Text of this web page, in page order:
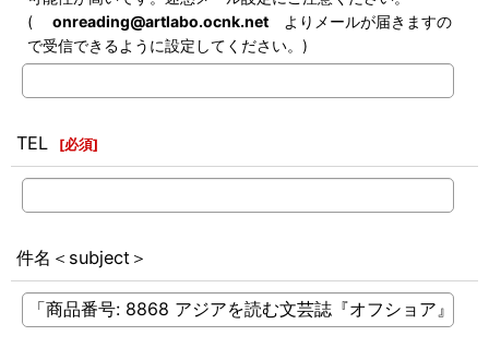
( onreading@artlabo.ocnk.net よりメールが届きますの
で受信できるように設定してください。)
TEL [必須]
件名＜subject＞